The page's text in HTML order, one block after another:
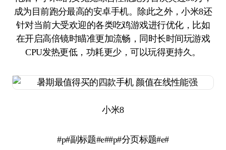
成为目前跑分最高的安卓手机。除此之外，小米8还
针对当前大受欢迎的各类吃鸡游戏进行优化，比如
在开启高倍镜时瞄准更加流畅，同时长时间玩游戏
CPU发热更低，功耗更少，可以玩得更持久。
小米8
#p#副标题#e##p#分页标题#e#